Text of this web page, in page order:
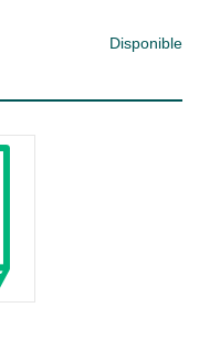
Disponible